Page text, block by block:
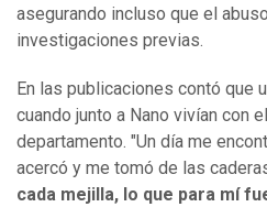
asegurando incluso que el
investigaciones previas.
En las publicaciones contó que
cuando junto a Nano vivían con
departamento. "Un día me
acercó y me tomó de las
cada mejilla, lo que para mí